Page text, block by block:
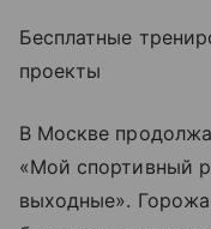
Бесплатные
проекты
В Москве
«Мой спортивный
выходные».